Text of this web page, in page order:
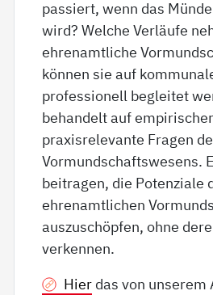
passiert, wenn das
wird? Welche Verläufe
ehrenamtliche
können sie auf
professionell begleitet
behandelt auf
praxisrelevante Fragen
Vormundschaftswesens.
beitragen, die Potenziale
ehrenamtlichen
auszuschöpfen, ohne
verkennen.
Hierdas von